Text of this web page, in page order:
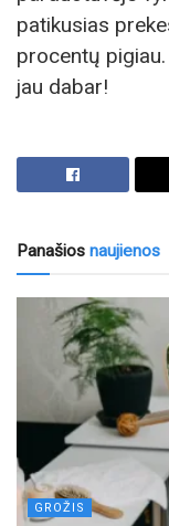
patikusias
procentų
jau dabar!
Panašios naujienos
GROŽIS